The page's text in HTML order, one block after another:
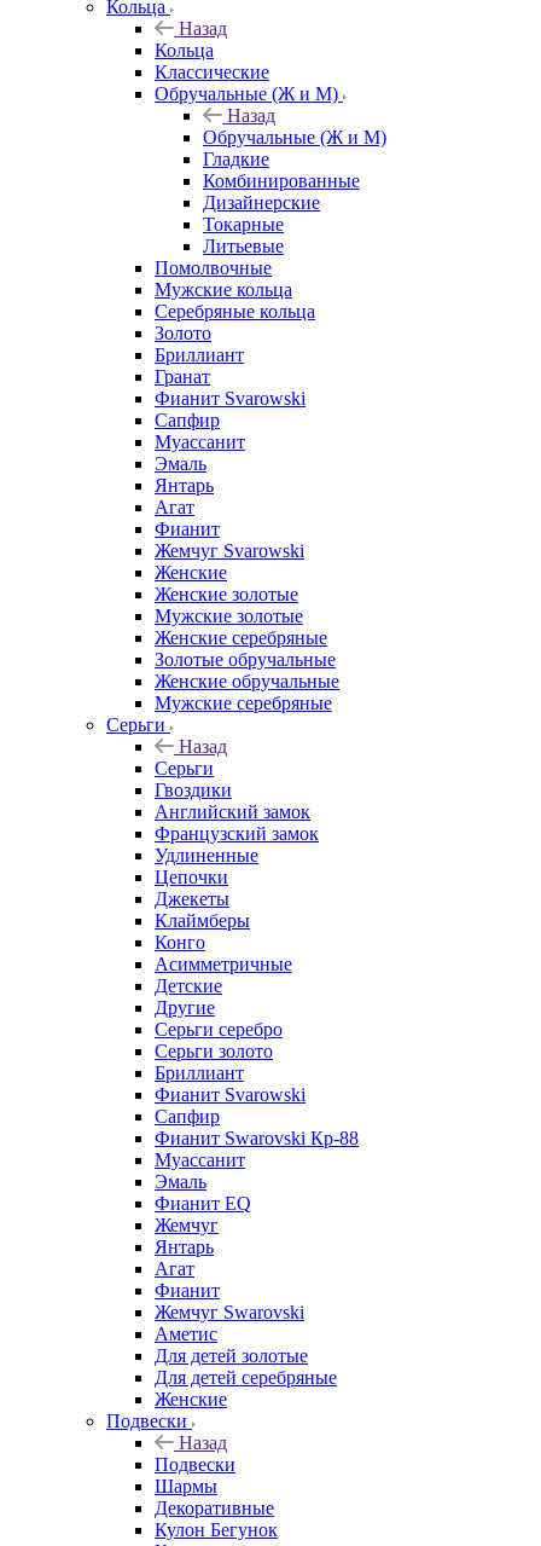
Кольца
Назад
Кольца
Классические
Обручальные (Ж и М)
Назад
Обручальные (Ж и М)
Гладкие
Комбинированные
Дизайнерские
Токарные
Литьевые
Помолвочные
Мужские кольца
Серебряные кольца
Золото
Бриллиант
Гранат
Фианит Svarowski
Сапфир
Муассанит
Эмаль
Янтарь
Агат
Фианит
Жемчуг Svarowski
Женские
Женские золотые
Мужские золотые
Женские серебряные
Золотые обручальные
Женские обручальные
Мужские серебряные
Серьги
Назад
Серьги
Гвоздики
Английский замок
Французский замок
Удлиненные
Цепочки
Джекеты
Клаймберы
Конго
Асимметричные
Детские
Другие
Серьги серебро
Серьги золото
Бриллиант
Фианит Svarowski
Сапфир
Фианит Swarovski Кр-88
Муассанит
Эмаль
Фианит EQ
Жемчуг
Янтарь
Агат
Фианит
Жемчуг Swarovski
Аметис
Для детей золотые
Для детей серебряные
Женские
Подвески
Назад
Подвески
Шармы
Декоративные
Кулон Бегунок